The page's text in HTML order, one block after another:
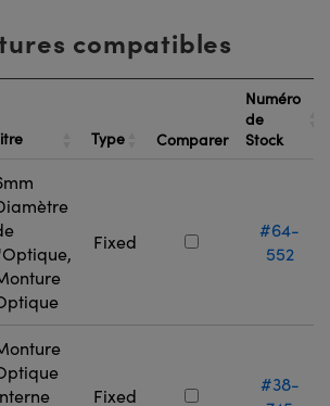
compatibles
Type Comparer
Numéro
de
Stock
Fixed
#64-
552
Fixed
#38-